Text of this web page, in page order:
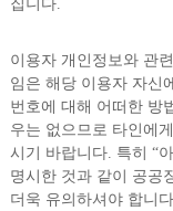
집니다.
이용자 개인정보와 관
임은 해당 이용자 자신
번호에 대해 어떠한 방
우는 없으므로 타인에
시기 바랍니다. 특히 “
명시한 것과 같이 공공
더욱 유의하셔야 합니